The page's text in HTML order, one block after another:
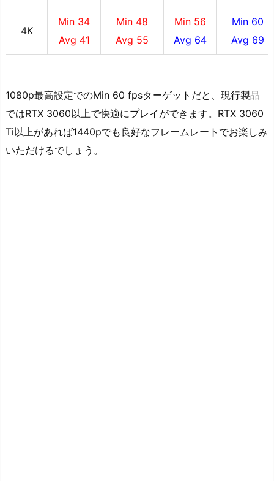
4K
Min 34
Avg 41
Min 48
Avg 55
Min 56
Avg 64
Min 60
Avg 69
1080p最高設定でのMin 60 fpsターゲットだと、現行製品
ではRTX 3060以上で快適にプレイができます。RTX 3060
Ti以上があれば1440pでも良好なフレームレートでお楽しみ
いただけるでしょう。